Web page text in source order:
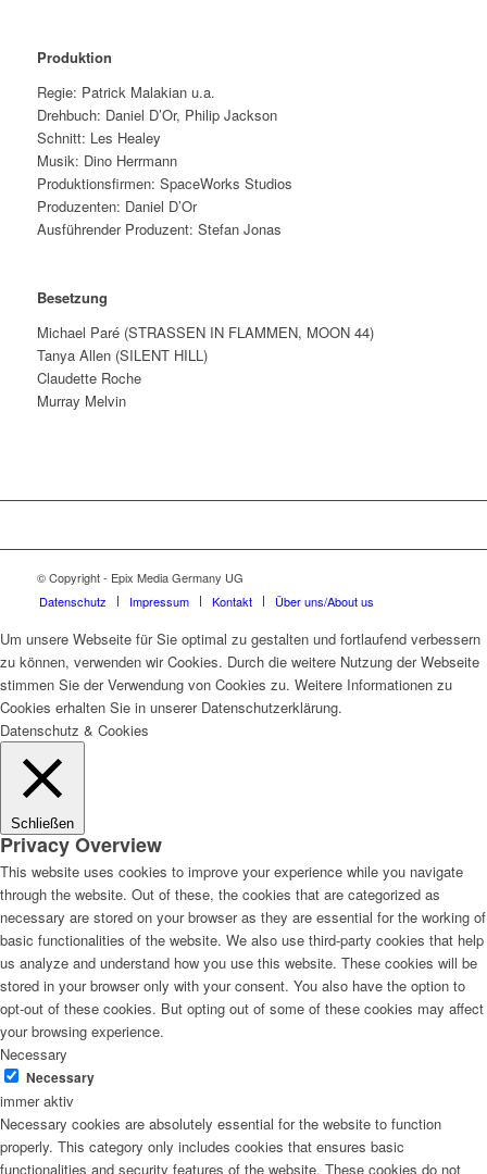
Produktion
Regie: Patrick Malakian u.a.
Drehbuch: Daniel D’Or, Philip Jackson
Schnitt: Les Healey
Musik: Dino Herrmann
Produktionsfirmen: SpaceWorks Studios
Produzenten: Daniel D’Or
Ausführender Produzent: Stefan Jonas
Besetzung
Michael Paré (STRASSEN IN FLAMMEN, MOON 44)
Tanya Allen (SILENT HILL)
Claudette Roche
Murray Melvin
© Copyright - Epix Media Germany UG
Datenschutz
Impressum Kontakt Über uns/About us
Um unsere Webseite für Sie optimal zu gestalten und fortlaufend verbessern
zu können, verwenden wir Cookies. Durch die weitere Nutzung der Webseite
stimmen Sie der Verwendung von Cookies zu. Weitere Informationen zu
Cookies erhalten Sie in unserer Datenschutzerklärung.
Datenschutz & Cookies
Schließen
Privacy Overview
This website uses cookies to improve your experience while you navigate
through the website. Out of these, the cookies that are categorized as
necessary are stored on your browser as they are essential for the working of
basic functionalities of the website. We also use third-party cookies that help
us analyze and understand how you use this website. These cookies will be
stored in your browser only with your consent. You also have the option to
opt-out of these cookies. But opting out of some of these cookies may affect
your browsing experience.
Necessary
Necessary
immer aktiv
Necessary cookies are absolutely essential for the website to function
properly. This category only includes cookies that ensures basic
functionalities and security features of the website. These cookies do not